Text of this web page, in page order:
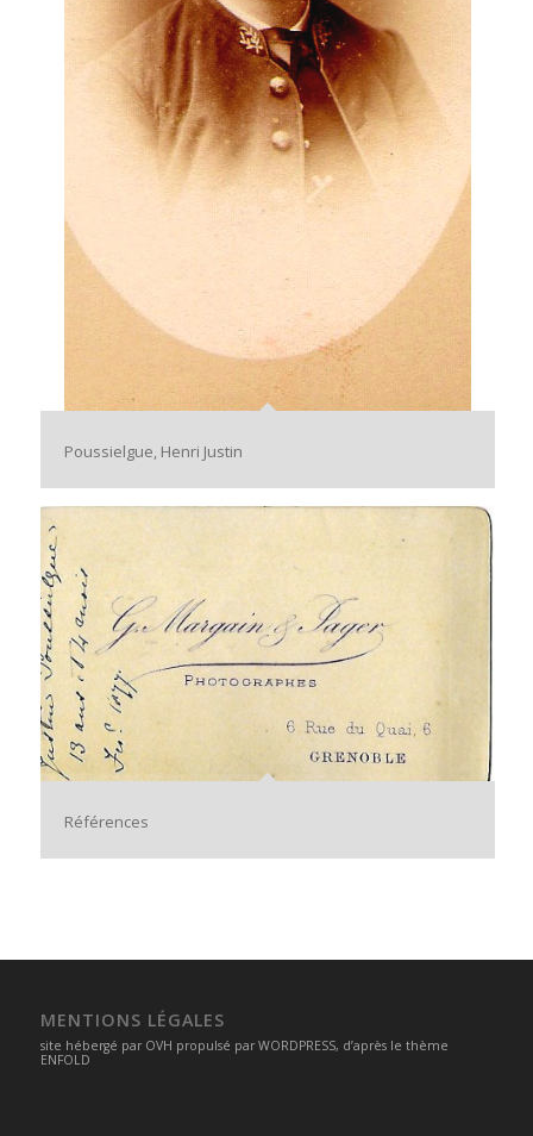
Poussielgue, Henri Justin
Références
MENTIONS LÉGALES
site hébergé par OVH propulsé parWORDPRESS, d’après le thème
ENFOLD